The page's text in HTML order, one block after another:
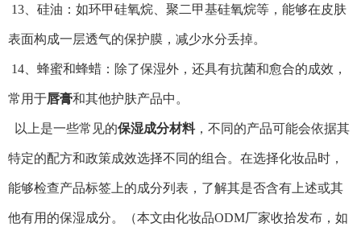
13、硅油：如环甲硅氧烷、聚二甲基硅氧烷等，能够在皮肤
表面构成一层透气的保护膜，减少水分丢掉。
14、蜂蜜和蜂蜡：除了保湿外，还具有抗菌和愈合的成效，
常用于唇膏和其他护肤产品中。
以上是一些常见的保湿成分材料，不同的产品可能会依据其
特定的配方和政策成效选择不同的组合。在选择化妆品时，
能够检查产品标签上的成分列表，了解其是否含有上述或其
他有用的保湿成分。（本文由化妆品ODM厂家收拾发布，如